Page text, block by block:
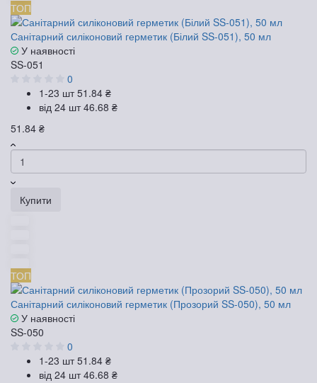
ТОП
Санітарний силіконовий герметик (Білий SS-051), 50 мл
У наявності
SS-051
0
1-23 шт51.84 ₴
від 24 шт46.68 ₴
51.84 ₴
Купити
ТОП
Санітарний силіконовий герметик (Прозорий SS-050), 50 мл
У наявності
SS-050
0
1-23 шт51.84 ₴
від 24 шт46.68 ₴